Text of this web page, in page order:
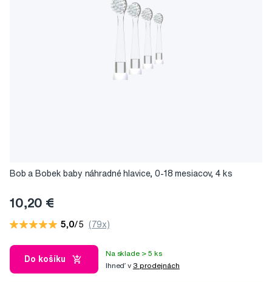
Bob a Bobek baby náhradné hlavice, 0-18 mesiacov, 4 ks
10,20 €
5,0/5 (79x)
Do košíku
Na sklade > 5 ks
Ihneď v 3 prodejnách